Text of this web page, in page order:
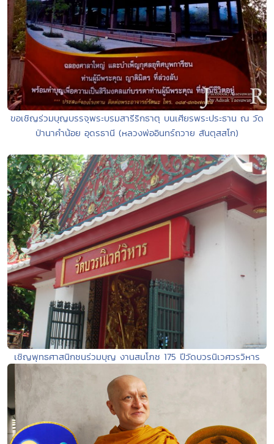
ขอเชิญร่วมบุญบรรจุพระบรมสารีริกธาตุ บนเศียรพระประธาน ณ วัด
ป่านาคำน้อย อุดรธานี (หลวงพ่ออินทร์ถวาย สันตุสสโก)
เชิญพุทธศาสนิกชนร่วมบุญ งานสมโภช 175 ปีวัดบวรนิเวศวรวิหาร